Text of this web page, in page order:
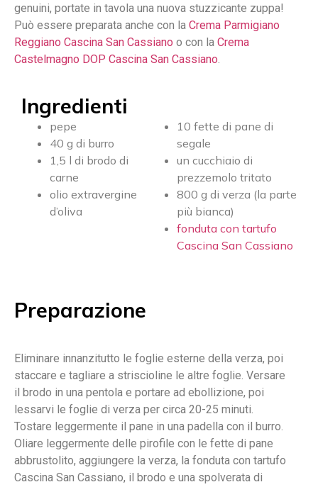
genuini, portate in tavola una nuova stuzzicante zuppa!
Può essere preparata anche con la Crema Parmigiano
Reggiano Cascina San Cassiano o con la Crema
Castelmagno DOP Cascina San Cassiano.
Ingredienti
pepe
40 g di burro
1,5 l di brodo di
carne
olio extravergine
d’oliva
10 fette di pane di
segale
un cucchiaio di
prezzemolo tritato
800 g di verza (la parte
più bianca)
fonduta con tartufo
Cascina San Cassiano
Preparazione
Eliminare innanzitutto le foglie esterne della verza, poi
staccare e tagliare a striscioline le altre foglie. Versare
il brodo in una pentola e portare ad ebollizione, poi
lessarvi le foglie di verza per circa 20-25 minuti.
Tostare leggermente il pane in una padella con il burro.
Oliare leggermente delle pirofile con le fette di pane
abbrustolito, aggiungere la verza, la fonduta con tartufo
Cascina San Cassiano, il brodo e una spolverata di